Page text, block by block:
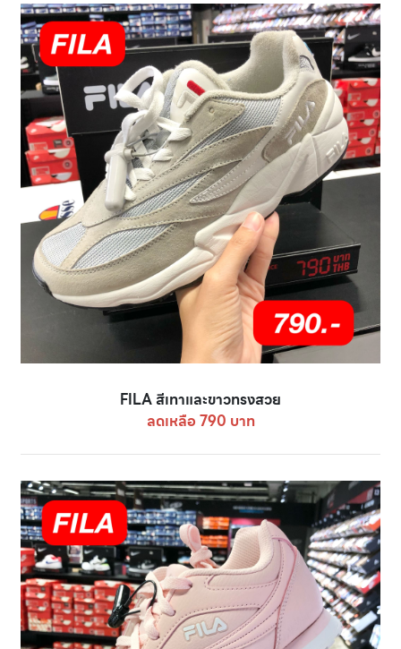
FILA สีเทาและขาวทรงสวย
ลดเหลือ 790 บาท